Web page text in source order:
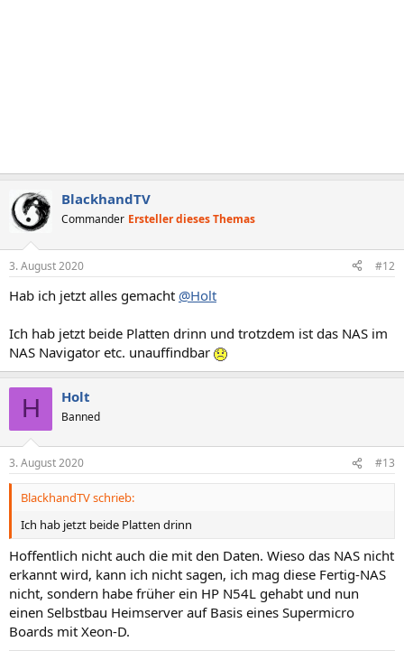
BlackhandTV
Commander Ersteller dieses Themas
3. August 2020 #12
Hab ich jetzt alles gemacht @Holt
Ich hab jetzt beide Platten drinn und trotzdem ist das NAS im
NAS Navigator etc. unauffindbar
H Holt
Banned
3. August 2020 #13
BlackhandTV schrieb:
Ich hab jetzt beide Platten drinn
Hoffentlich nicht auch die mit den Daten. Wieso das NAS nicht
erkannt wird, kann ich nicht sagen, ich mag diese Fertig-NAS
nicht, sondern habe früher ein HP N54L gehabt und nun
einen Selbstbau Heimserver auf Basis eines Supermicro
Boards mit Xeon-D.